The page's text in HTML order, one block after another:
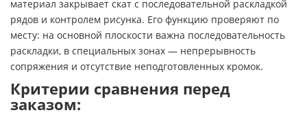
материал закрывает скат с последовательной раскладкой
рядов и контролем рисунка. Его функцию проверяют по
месту: на основной плоскости важна последовательность
раскладки, в специальных зонах — непрерывность
сопряжения и отсутствие неподготовленных кромок.
Критерии сравнения перед
заказом: